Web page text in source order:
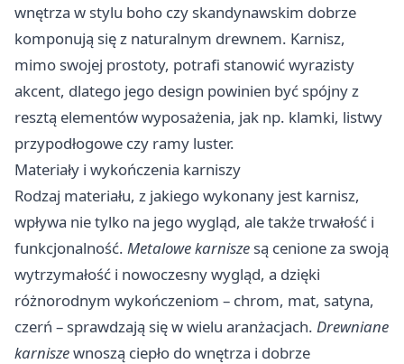
wnętrza w stylu boho czy skandynawskim dobrze
komponują się z naturalnym drewnem. Karnisz,
mimo swojej prostoty, potrafi stanowić wyrazisty
akcent, dlatego jego design powinien być spójny z
resztą elementów wyposażenia, jak np. klamki, listwy
przypodłogowe czy ramy luster.
Materiały i wykończenia karniszy
Rodzaj materiału, z jakiego wykonany jest karnisz,
wpływa nie tylko na jego wygląd, ale także trwałość i
funkcjonalność. Metalowe karnisze są cenione za swoją
wytrzymałość i nowoczesny wygląd, a dzięki
różnorodnym wykończeniom – chrom, mat, satyna,
czerń – sprawdzają się w wielu aranżacjach. Drewniane
karniszewnoszą ciepło do wnętrza i dobrze